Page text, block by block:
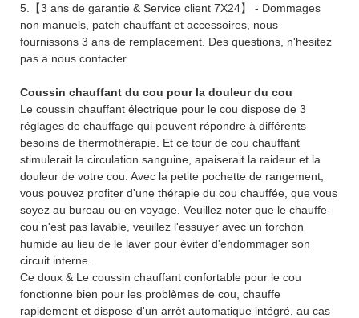
5.【3 ans de garantie & Service client 7X24】 - Dommages
non manuels, patch chauffant et accessoires, nous
fournissons 3 ans de remplacement. Des questions, n'hesitez
pas a nous contacter.
Coussin chauffant du cou pour la douleur du cou
Le coussin chauffant électrique pour le cou dispose de 3
réglages de chauffage qui peuvent répondre à différents
besoins de thermothérapie. Et ce tour de cou chauffant
stimulerait la circulation sanguine, apaiserait la raideur et la
douleur de votre cou. Avec la petite pochette de rangement,
vous pouvez profiter d'une thérapie du cou chauffée, que vous
soyez au bureau ou en voyage. Veuillez noter que le chauffe-
cou n'est pas lavable, veuillez l'essuyer avec un torchon
humide au lieu de le laver pour éviter d'endommager son
circuit interne.
Ce doux & Le coussin chauffant confortable pour le cou
fonctionne bien pour les problèmes de cou, chauffe
rapidement et dispose d'un arrêt automatique intégré, au cas